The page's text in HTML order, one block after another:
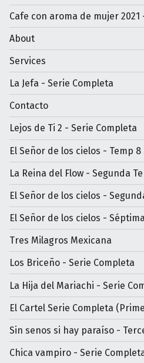
Cafe con aroma de mujer 2021
About
Services
La Jefa - Serie Completa
Contacto
Lejos de Ti 2 - Serie Completa
El Señor de los cielos - Temp
La Reina del Flow - Segunda
El Señor de los cielos -
El Señor de los cielos -
Tres Milagros Mexicana
Los Briceño - Serie Completa
La Hija del Mariachi - Serie
El Cartel Serie Completa
Sin senos si hay paraíso -
Chica vampiro - Serie